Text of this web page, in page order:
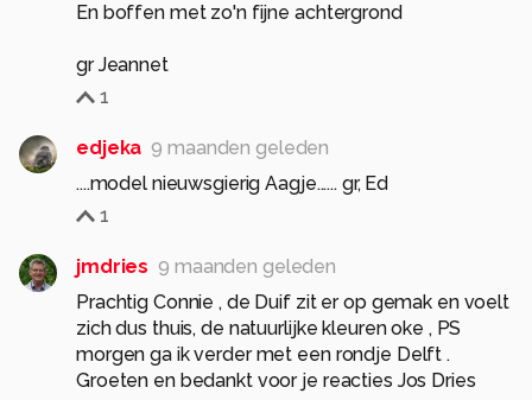
En boffen met zo'n fijne achtergrond
gr Jeannet
1
edjeka 9 maanden geleden
....model nieuwsgierig Aagje...... gr, Ed
1
jmdries 9 maanden geleden
Prachtig Connie , de Duif zit er op gemak en voelt
zich dus thuis, de natuurlijke kleuren oke , PS
morgen ga ik verder met een rondje Delft .
Groeten en bedankt voor je reacties Jos Dries